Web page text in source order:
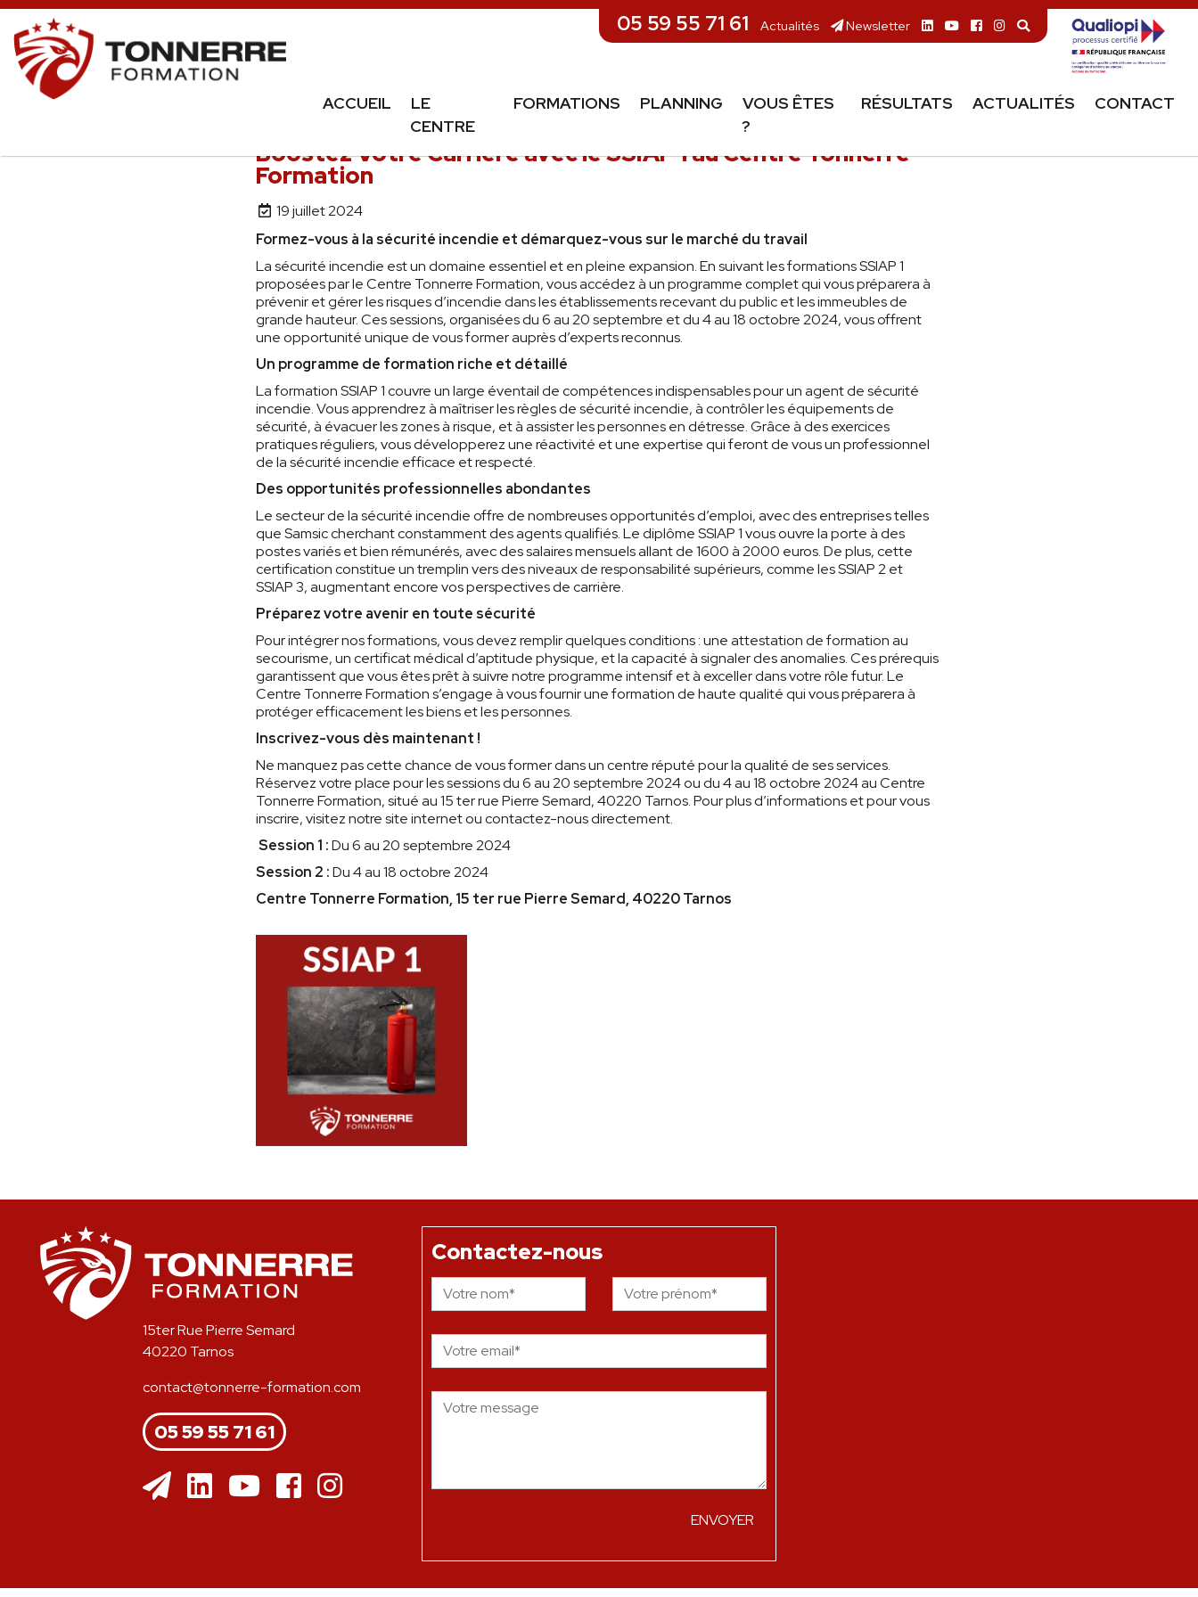
05 59 55 71 61 Actualités Newsletter
ACCUEIL
LE
CENTRE
FORMATIONS PLANNING
VOUS ÊTES
?
RÉSULTATS ACTUALITÉS CONTACT
Boostez Votre Carrière avec le SSIAP 1 au Centre Tonnerre
Formation
19 juillet 2024
Formez-vous à la sécurité incendie et démarquez-vous sur le marché du travail
La sécurité incendie est un domaine essentiel et en pleine expansion. En suivant les formations SSIAP 1
proposées par le Centre Tonnerre Formation, vous accédez à un programme complet qui vous préparera à
prévenir et gérer les risques d’incendie dans les établissements recevant du public et les immeubles de
grande hauteur. Ces sessions, organisées du 6 au 20 septembre et du 4 au 18 octobre 2024, vous offrent
une opportunité unique de vous former auprès d’experts reconnus.
Un programme de formation riche et détaillé
La formation SSIAP 1 couvre un large éventail de compétences indispensables pour un agent de sécurité
incendie. Vous apprendrez à maîtriser les règles de sécurité incendie, à contrôler les équipements de
sécurité, à évacuer les zones à risque, et à assister les personnes en détresse. Grâce à des exercices
pratiques réguliers, vous développerez une réactivité et une expertise qui feront de vous un professionnel
de la sécurité incendie efficace et respecté.
Des opportunités professionnelles abondantes
Le secteur de la sécurité incendie offre de nombreuses opportunités d’emploi, avec des entreprises telles
que Samsic cherchant constamment des agents qualifiés. Le diplôme SSIAP 1 vous ouvre la porte à des
postes variés et bien rémunérés, avec des salaires mensuels allant de 1600 à 2000 euros. De plus, cette
certification constitue un tremplin vers des niveaux de responsabilité supérieurs, comme les SSIAP 2 et
SSIAP 3, augmentant encore vos perspectives de carrière.
Préparez votre avenir en toute sécurité
Pour intégrer nos formations, vous devez remplir quelques conditions : une attestation de formation au
secourisme, un certificat médical d’aptitude physique, et la capacité à signaler des anomalies. Ces prérequis
garantissent que vous êtes prêt à suivre notre programme intensif et à exceller dans votre rôle futur. Le
Centre Tonnerre Formation s’engage à vous fournir une formation de haute qualité qui vous préparera à
protéger efficacement les biens et les personnes.
Inscrivez-vous dès maintenant !
Ne manquez pas cette chance de vous former dans un centre réputé pour la qualité de ses services.
Réservez votre place pour les sessions du 6 au 20 septembre 2024 ou du 4 au 18 octobre 2024 au Centre
Tonnerre Formation, situé au 15 ter rue Pierre Semard, 40220 Tarnos. Pour plus d’informations et pour vous
inscrire, visitez notre site internet ou contactez-nous directement.
Session 1 :Du 6 au 20 septembre 2024
Session 2 :Du 4 au 18 octobre 2024
Centre Tonnerre Formation, 15 ter rue Pierre Semard, 40220 Tarnos
15ter Rue Pierre Semard
40220 Tarnos
contact@tonnerre-formation.com
05 59 55 71 61
Contactez-nous